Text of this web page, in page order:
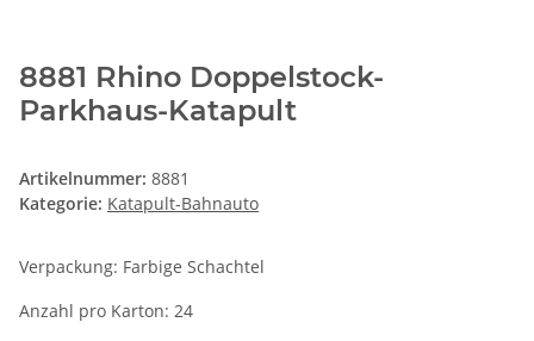
8881 Rhino Doppelstock-
Parkhaus-Katapult
Artikelnummer: 8881
Kategorie: Katapult-Bahnauto
Verpackung: Farbige Schachtel
Anzahl pro Karton: 24